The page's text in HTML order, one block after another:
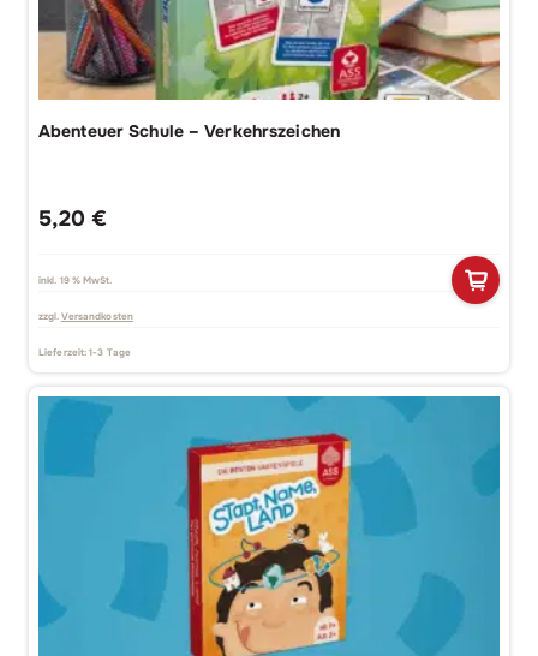
Abenteuer Schule – Verkehrszeichen
5,20 €
inkl. 19 % MwSt.
zzgl. Versandkosten
Lieferzeit:1-3 Tage